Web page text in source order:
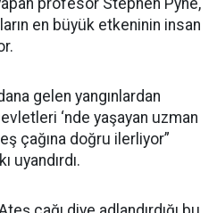
en büyük etkeninin insan
gelen yangınlardan
‘nde yaşayan uzman
çağına doğru ilerliyor”
uyandırdı.